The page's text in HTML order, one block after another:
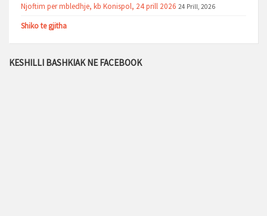
Njoftim per mbledhje, kb Konispol, 24 prill 2026 24 Prill, 2026
Shiko te gjitha
KESHILLI BASHKIAK NE FACEBOOK